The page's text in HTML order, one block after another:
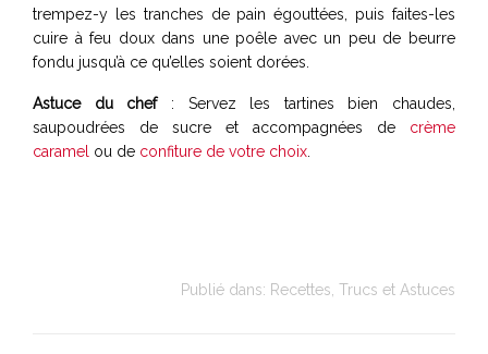
trempez-y les tranches de pain égouttées, puis faites-les
cuire à feu doux dans une poêle avec un peu de beurre
fondu jusqu’à ce qu’elles soient dorées.
Astuce du chef: Servez les tartines bien chaudes,
saupoudrées de sucre et accompagnées de crème
caramel ou de confiture de votre choix
Publié dans: Recettes Trucs et Astuces